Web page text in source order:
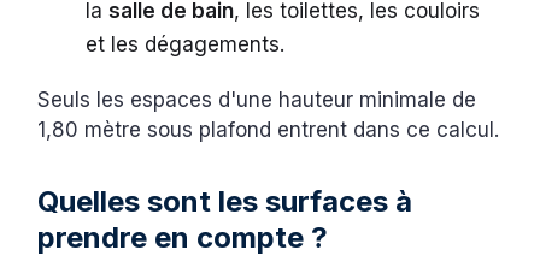
lasalle de bain, les toilettes, les couloirs
et les dégagements.
Seuls les espaces d'une hauteur minimale de
1,80 mètre sous plafond entrent dans ce calcul.
Quelles sont les surfaces à
prendre en compte ?